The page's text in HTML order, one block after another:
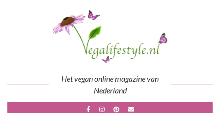
Het vegan online magazine van
Nederland